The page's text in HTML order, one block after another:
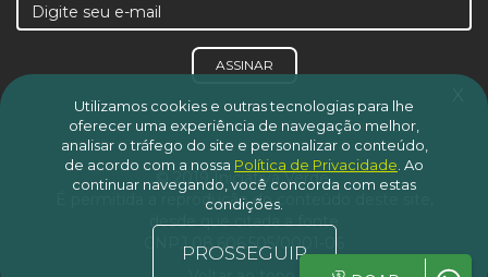
ASSINAR
© 2019 Iniciativa Verde.
É permitida a reprodução do conteúdo deste site,
desde que citada a fonte
CNPJ 08.606.505/0001-06
x
Utilizamos cookies e outras tecnologias para lhe
oferecer uma experiência de navegação melhor,
analisar o tráfego do site e personalizar o conteúdo,
de acordo com a nossa Política de Privacidade Ao
continuar navegando, você concorda com estas
condições.
PROSSEGUIR